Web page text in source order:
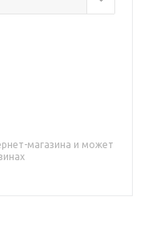
магазина и может